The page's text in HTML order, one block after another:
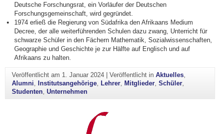
Deutsche Forschungsrat, ein Vorläufer der Deutschen
Forschungsgemeinschaft, wird gegründet.
1974 erließ die Regierung von Südafrika den Afrikaans Medium
Decree, der alle weiterführenden Schulen dazu zwang, Unterricht für
schwarze Schüler in den Fächern Mathematik, Sozialwissenschaften,
Geographie und Geschichte je zur Hälfte auf Englisch und auf
Afrikaans zu halten.
Veröffentlicht am 1. Januar 2024| Veröffentlicht in Aktuelles,
Alumni, Institutsangehörige, Lehrer, Mitglieder, Schüler,
Studenten, Unternehmen